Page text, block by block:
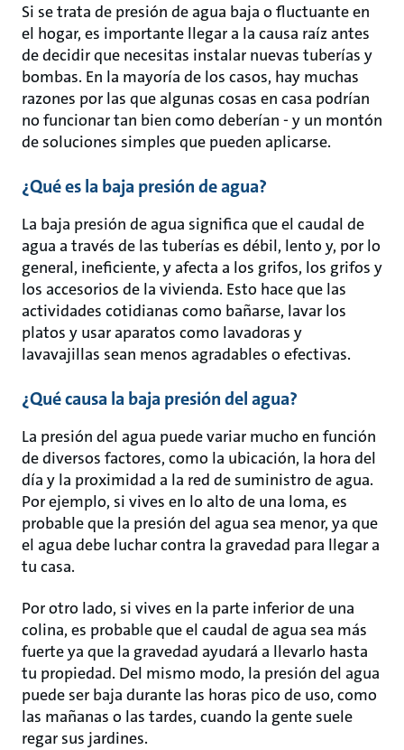
Si se trata de presión de agua baja o fluctuante en
el hogar, es importante llegar a la causa raíz antes
de decidir que necesitas instalar nuevas tuberías y
bombas. En la mayoría de los casos, hay muchas
razones por las que algunas cosas en casa podrían
no funcionar tan bien como deberían - y un montón
de soluciones simples que pueden aplicarse.
¿Qué es la baja presión de agua?
La baja presión de agua significa que el caudal de
agua a través de las tuberías es débil, lento y, por lo
general, ineficiente, y afecta a los grifos, los grifos y
los accesorios de la vivienda. Esto hace que las
actividades cotidianas como bañarse, lavar los
platos y usar aparatos como lavadoras y
lavavajillas sean menos agradables o efectivas.
¿Qué causa la baja presión del agua?
La presión del agua puede variar mucho en función
de diversos factores, como la ubicación, la hora del
día y la proximidad a la red de suministro de agua.
Por ejemplo, si vives en lo alto de una loma, es
probable que la presión del agua sea menor, ya que
el agua debe luchar contra la gravedad para llegar a
tu casa.
Por otro lado, si vives en la parte inferior de una
colina, es probable que el caudal de agua sea más
fuerte ya que la gravedad ayudará a llevarlo hasta
tu propiedad. Del mismo modo, la presión del agua
puede ser baja durante las horas pico de uso, como
las mañanas o las tardes, cuando la gente suele
regar sus jardines.